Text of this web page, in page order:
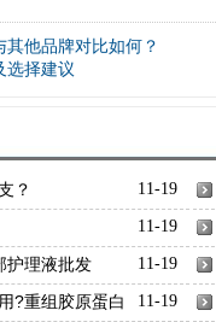
他品牌对比如何？
选择建议
11-19
？
11-19
11-19
护理液批发
11-19
?重组胶原蛋白